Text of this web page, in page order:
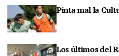
Pinta mal la
Los últimos del